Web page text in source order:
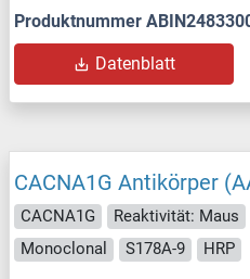
Produktnummer
Datenblatt
CACNA1G Antikörper
CACNA1G Reaktivität: Maus
Monoclonal
S178A-9 HRP